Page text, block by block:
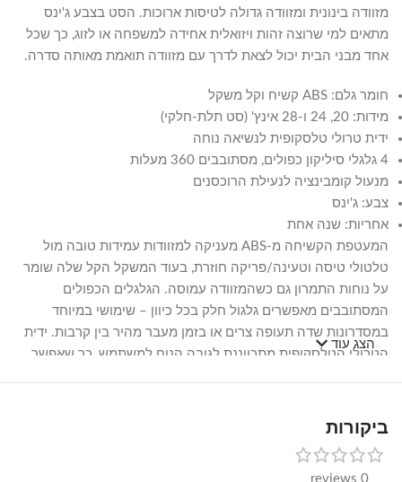
מזוודה בינונית ומזוודה גדולה לטיסות ארוכות. הסט בצבע ג'ינס
מתאים למי שרוצה זהות ויזואלית אחידה למשפחה או לזוג, כך שכל
אחד מבני הבית יכול לצאת לדרך עם מזוודה תואמת מאותה סדרה.
חומר גלם: ABS קשיח וקל משקל
מידות: 20, 24 ו-28 אינץ' (סט תלת-חלקי)
ידית טרולי טלסקופית לנשיאה נוחה
4 גלגלי סיליקון כפולים, מסתובבים 360 מעלות
מנעול קומבינציה לנעילת הרוכסנים
צבע: ג'ינס
אחריות: שנה אחת
המעטפת הקשיחה מ-ABS מעניקה למזוודות עמידות טובה מול
טלטולי טיסה וטעינה/פריקה חוזרת, בעוד המשקל הקל שלה שומר
על נוחות התמרון גם כשהמזוודה עמוסה. הגלגלים הכפולים
המסתובבים מאפשרים גלגול חלק בכל כיוון – שימושי במיוחד
במסדרונות שדה תעופה צרים או בזמן מעבר מהיר בין קרבות. ידית
הטרולי הטלסקופית מתכווננת לגובה הנוח למשתמש, כך שאפשר
מתאימה לטיסות קצרות או כתוספת לצד המזוודה הגדולה, המידה
הצג עוד
ביקורות
0 reviews